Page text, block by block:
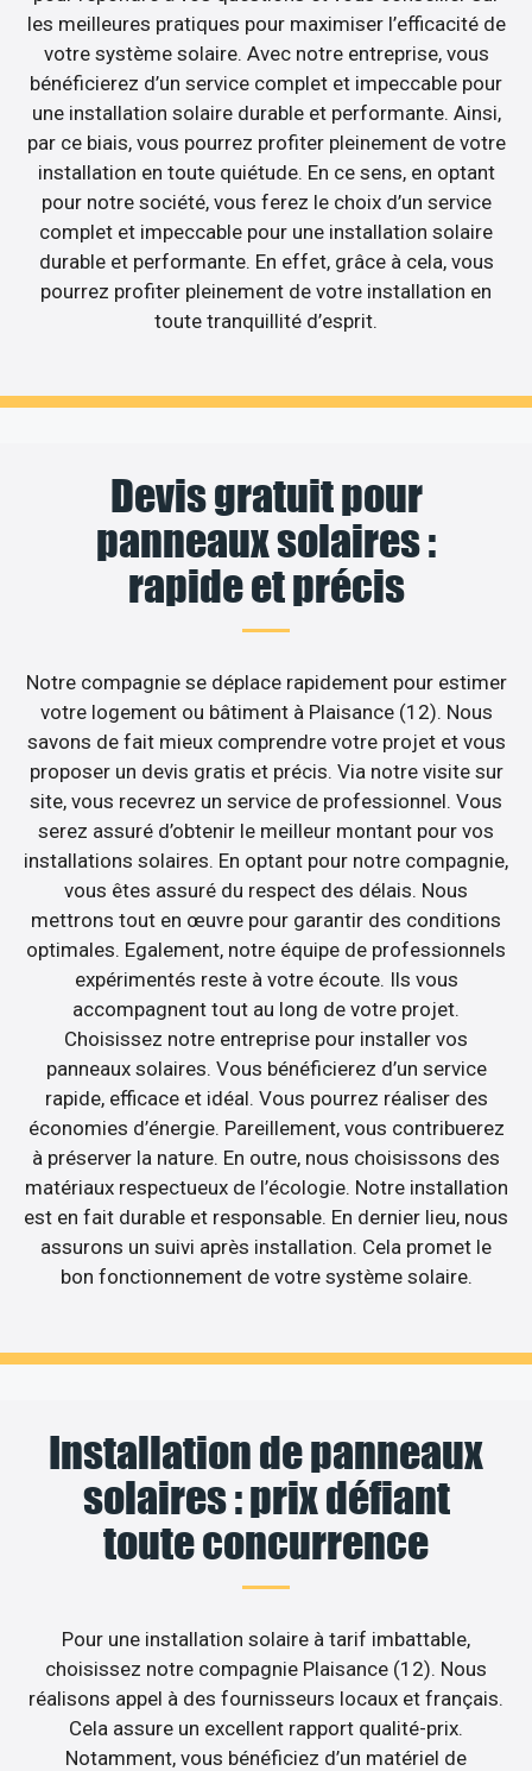
les meilleures pratiques pour maximiser l’efficacité de
votre système solaire. Avec notre entreprise, vous
bénéficierez d’un service complet et impeccable pour
une installation solaire durable et performante. Ainsi,
par ce biais, vous pourrez profiter pleinement de votre
installation en toute quiétude. En ce sens, en optant
pour notre société, vous ferez le choix d’un service
complet et impeccable pour une installation solaire
durable et performante. En effet, grâce à cela, vous
pourrez profiter pleinement de votre installation en
toute tranquillité d’esprit.
Devis gratuit pour
panneaux solaires :
rapide et précis
Notre compagnie se déplace rapidement pour estimer
votre logement ou bâtiment à Plaisance (12). Nous
savons de fait mieux comprendre votre projet et vous
proposer un devis gratis et précis. Via notre visite sur
site, vous recevrez un service de professionnel. Vous
serez assuré d’obtenir le meilleur montant pour vos
installations solaires. En optant pour notre compagnie,
vous êtes assuré du respect des délais. Nous
mettrons tout en œuvre pour garantir des conditions
optimales. Egalement, notre équipe de professionnels
expérimentés reste à votre écoute. Ils vous
accompagnent tout au long de votre projet.
Choisissez notre entreprise pour installer vos
panneaux solaires. Vous bénéficierez d’un service
rapide, efficace et idéal. Vous pourrez réaliser des
économies d’énergie. Pareillement, vous contribuerez
à préserver la nature. En outre, nous choisissons des
matériaux respectueux de l’écologie. Notre installation
est en fait durable et responsable. En dernier lieu, nous
assurons un suivi après installation. Cela promet le
bon fonctionnement de votre système solaire.
Installation de panneaux
solaires : prix défiant
toute concurrence
Pour une installation solaire à tarif imbattable,
choisissez notre compagnie Plaisance (12). Nous
réalisons appel à des fournisseurs locaux et français.
Cela assure un excellent rapport qualité-prix.
Notamment, vous bénéficiez d’un matériel de